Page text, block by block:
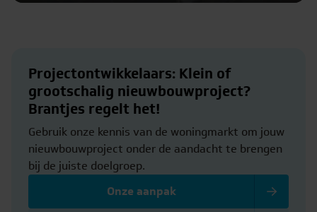
Projectontwikkelaars: Klein of
grootschalig nieuwbouwproject?
Brantjes regelt het!
Gebruik onze kennis van de woningmarkt om jouw
nieuwbouwproject onder de aandacht te brengen
bij de juiste doelgroep.
Onze aanpak